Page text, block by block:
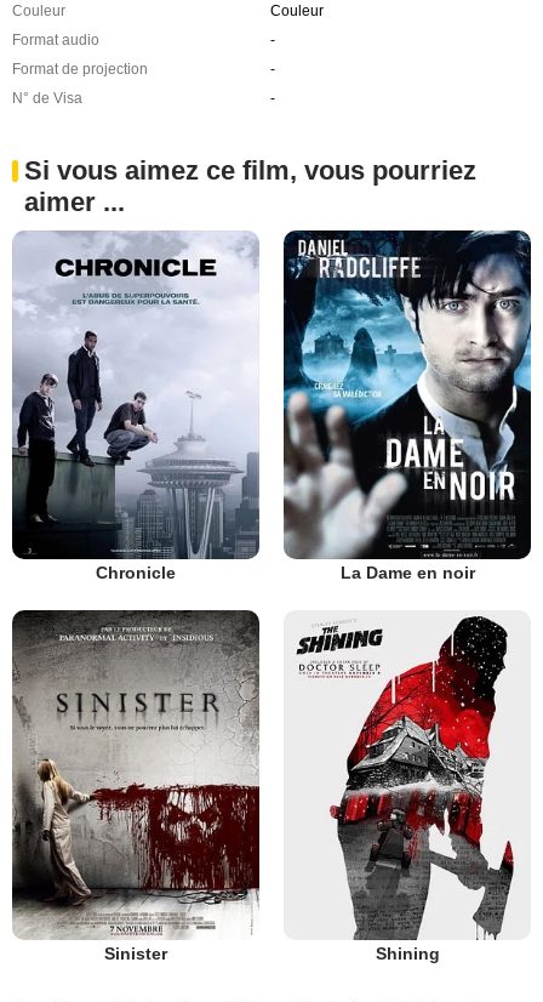
Couleur
Couleur
Format audio
-
Format de projection
-
N° de Visa
-
Si vous aimez ce film, vous pourriez
aimer ...
Chronicle La Dame en noir
Sinister Shining